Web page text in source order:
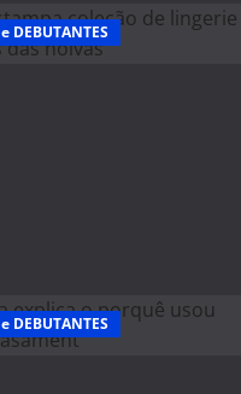
DEBUTANTES
DEBUTANTES